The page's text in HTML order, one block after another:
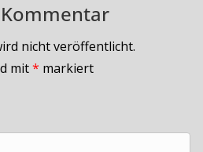
nicht veröffentlicht.
mit* markiert